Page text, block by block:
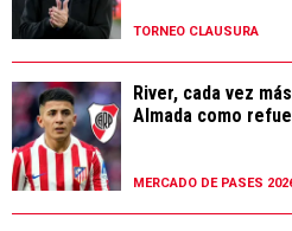
TORNEO CLAUSURA
River, cada vez
Almada como
MERCADO DE PASES